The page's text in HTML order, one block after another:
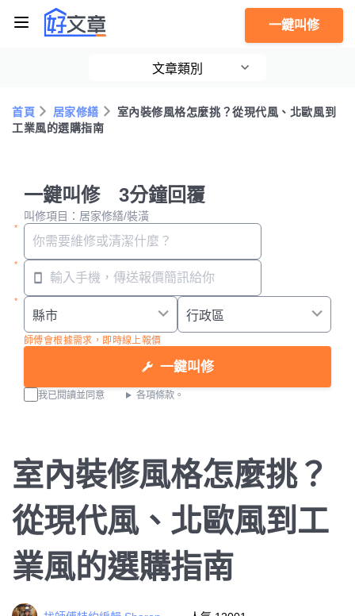
一鍵叫修
文章類別
首頁 居家修繕
室內裝修風格怎麼挑？從現代風、北歐風到
工業風的選購指南
一鍵叫修 3分鐘回覆
叫修項目：居家修繕/裝潢
師傅會根據需求，即時線上報價
一鍵叫修
我已閱讀並同意 各項條款。
室內裝修風格怎麼挑？
從現代風、北歐風到工
業風的選購指南